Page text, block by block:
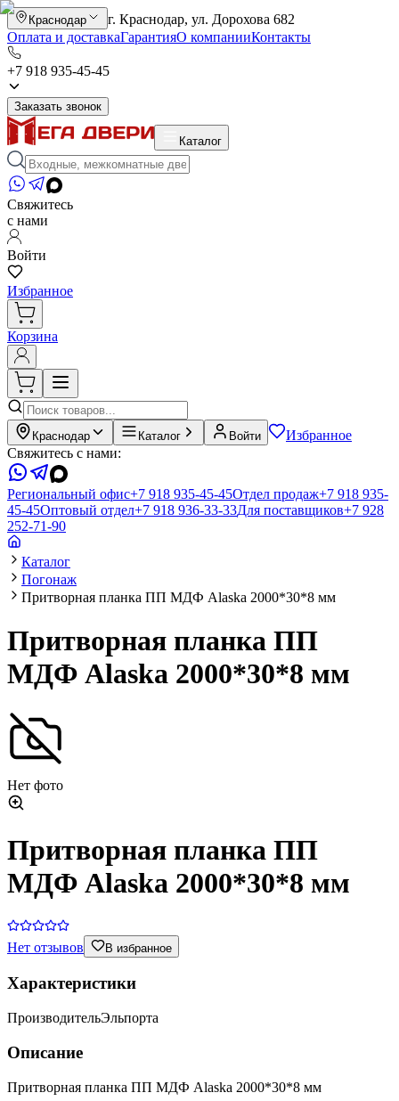
Краснодар
г. Краснодар, ул. Дорохова 682
Оплата и доставкаГарантияО компанииКонтакты
+7 918 935-45-45
Заказать звонок
Каталог
Свяжитесь
с нами
Войти
Избранное
Корзина
Краснодар Каталог Войти
Избранное
Свяжитесь с нами:
Региональный офис+7 918 935-45-45Отдел продаж+7 918 935-
45-45Оптовый отдел+7 918 936-33-33Для поставщиков+7 928
252-71-90
Каталог
Погонаж
Притворная планка ПП МДФ Alaska 2000*30*8 мм
Притворная планка ПП
МДФ Alaska 2000*30*8 мм
Нет фото
Притворная планка ПП
МДФ Alaska 2000*30*8 мм
Нет отзывов В избранное
Характеристики
ПроизводительЭльпорта
Описание
Притворная планка ПП МДФ Alaska 2000*30*8 мм